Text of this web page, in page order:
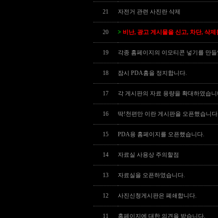
21 자전거 관련 사진란 삭제
20 > 비난, 광고 게시물을 신고, 차단, 삭제
19 각종 홈페이지의 이모티콘 넣기를 만
18 잠시 PDA홈을 정지합니다.
17 각 게시판의 자료 용량을 확대하였습니
16 딱!천편만 이란 게시판을 오픈했습니다.
15 PDA용 홈페이지를 오픈했습니다.
14 자료실 사용상 주의할점
13 자료실을 오픈하였습니다.
12 사진신청게시판은 폐쇄합니다.
11 홈페이지에 대한 의견을 받습니다.